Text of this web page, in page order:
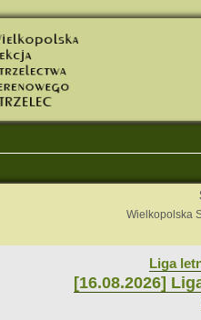
Wielkopolska
Liga
[16.08.2026]